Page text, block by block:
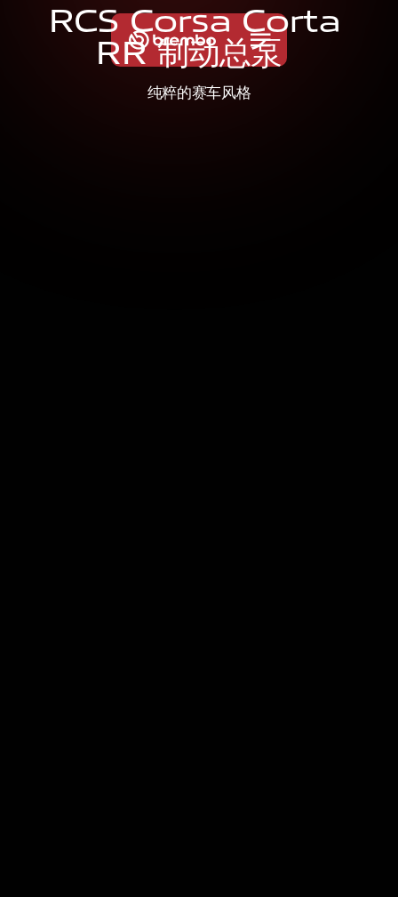
RCS Corsa Corta
RR 制动总泵
纯粹的赛车风格